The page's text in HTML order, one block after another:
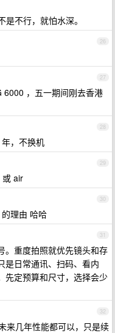
不行，就怕水深。
26
27
，五一期间刚去香港
28
，不换机
29
或 air
30
理由 哈哈
31
。重度拍照就优先镜头和存
是日常通讯、扫码、看内
先定预算和尺寸，选择会少
32
来几年性能都可以，只是续